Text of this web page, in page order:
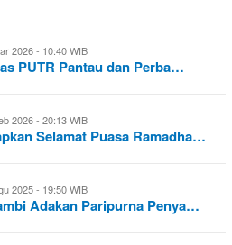
2026 - 10:40 WIB
PUTR Pantau dan Perba…
2026 - 20:13 WIB
Selamat Puasa Ramadha…
2025 - 19:50 WIB
Adakan Paripurna Penya…